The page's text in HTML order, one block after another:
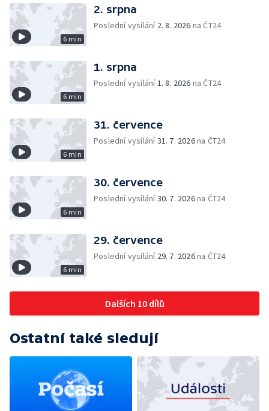
6 min
2. srpna
Poslední vysílání 2. 8. 2026 na ČT24
6 min
1. srpna
Poslední vysílání1. 8. 2026 na ČT24
6 min
31. července
Poslední vysílání31. 7. 2026na ČT24
6 min
30. července
Poslední vysílání30. 7. 2026na ČT24
6 min
29. července
Poslední vysílání 29. 7. 2026na ČT24
Dalších 10 dílů
Ostatní také sledují